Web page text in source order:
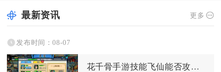
最新资讯 更多
发布时间：08-07
花千骨手游技能飞仙能否攻击多个敌人